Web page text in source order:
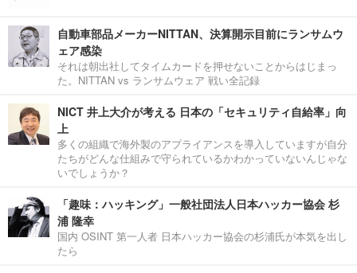
自動車部品メーカーNITTAN、決算開示目前にランサムウ
ェア感染
それは朝出社してタイムカードを押せないことからはじまっ
た。NITTAN vs ランサムウェア 戦い全記録
NICT 井上大介が考える 日本の「セキュリティ自給率」向
上
多くの組織で海外製のアプライアンスを導入していますが自分
たちがどんな仕組みで守られているかわかっていないんじゃな
いでしょうか？
「趣味：ハッキング」一般社団法人日本ハッカー協会 杉
浦 隆幸
国内 OSINT 第一人者 日本ハッカー協会の杉浦氏が本気を出し
たら